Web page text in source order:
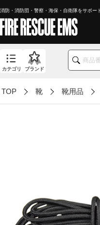
消防・消防団・警察・海保・自衛隊をサポー
カテゴリ ブランド
TOP 靴 靴用品